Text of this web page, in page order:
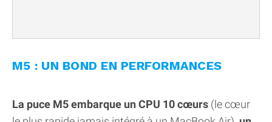
M5 : UN BOND EN PERFORMANCES
La puce M5 embarque un CPU 10 cœurs (le cœur